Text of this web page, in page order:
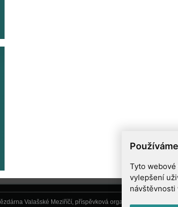
Tyto
vylepšení
Valašské Meziříčí, příspěvková organizace, Vsetínská